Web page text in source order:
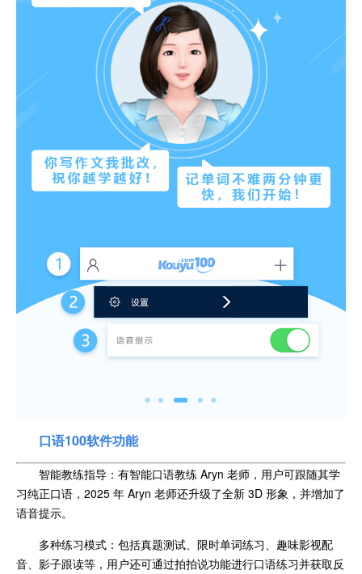
口语100软件功能
智能教练指导：有智能口语教练 Aryn 老师，用户可跟随其学
习纯正口语，2025 年 Aryn 老师还升级了全新 3D 形象，并增加了
语音提示。
多种练习模式：包括真题测试、限时单词练习、趣味影视配
音、影子跟读等，用户还可通过拍拍说功能进行口语练习并获取反